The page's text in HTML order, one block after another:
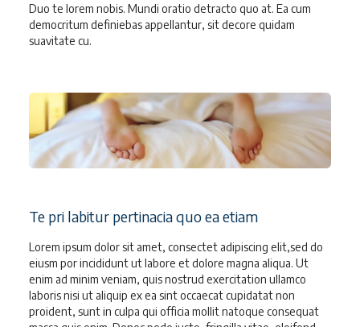
Duo te lorem nobis. Mundi oratio detracto quo at. Ea cum
democritum definiebas appellantur, sit decore quidam
suavitate cu.
Te pri labitur pertinacia quo ea etiam
Lorem ipsum dolor sit amet, consectet adipiscing elit,sed do
eiusm por incididunt ut labore et dolore magna aliqua. Ut
enim ad minim veniam, quis nostrud exercitation ullamco
laboris nisi ut aliquip ex ea sint occaecat cupidatat non
proident, sunt in culpa qui officia mollit natoque consequat